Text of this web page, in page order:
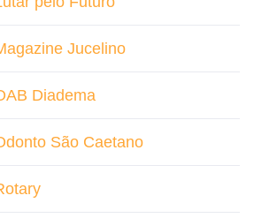
Jucelino
Diadema
São Caetano